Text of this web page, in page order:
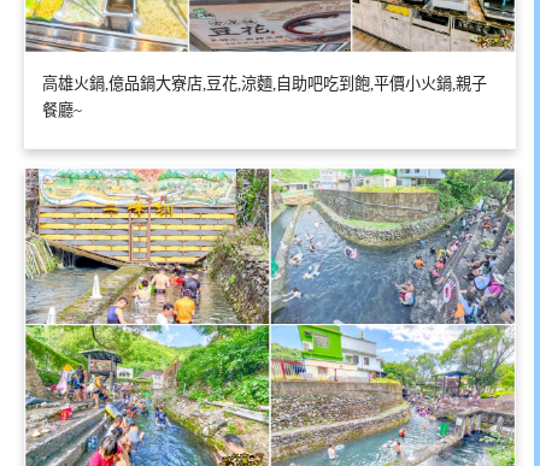
高雄火鍋,億品鍋大寮店,豆花,涼麵,自助吧吃到飽,平價小火鍋,親子
餐廳~